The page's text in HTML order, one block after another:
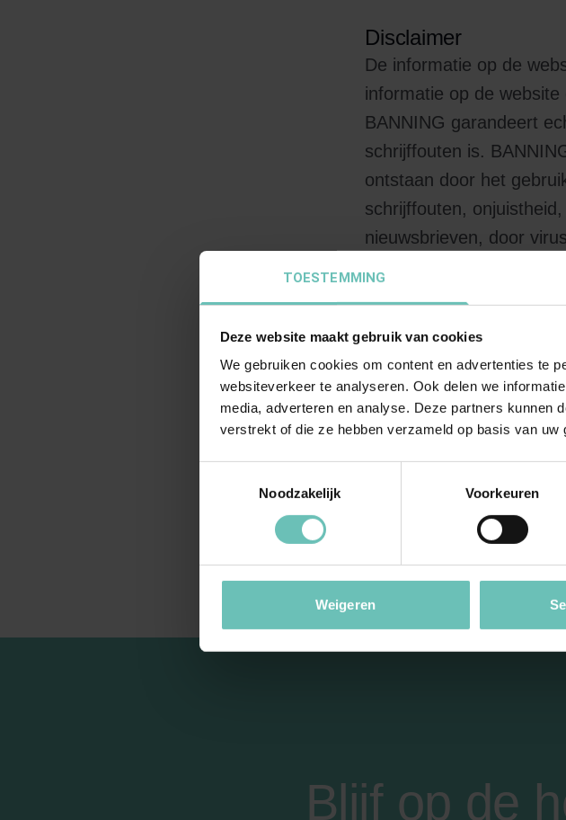
TOESTEMMING
Deze website maakt gebruik van cookies
We gebruiken cookies om content en advertenties te
websiteverkeer te analyseren. Ook delen we
media, adverteren en analyse. Deze partners kunnen
verstrekt of die ze hebben verzameld op basis van uw
Noodzakelijk
Voorkeuren
Weigeren
Disclaimer
De informatie op de
informatie op de
BANNING garandeert
schrijffouten is.
ontstaan door het
schrijffouten,
nieuwsbrieven, door
nieuwsbrieven.
louter ter informatie
Intellectuele
Alle rechten van
uitsluitend bij
bedoeld voor eigen
deze website en van
bewerken, openbaar te
beschikbaar te stellen
Blijf op de